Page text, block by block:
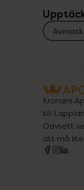
Kronans
till
Oavsett
att må lite